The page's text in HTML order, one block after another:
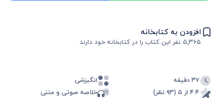
افزودن به کتابخانه
۵,۳۶۵ نفر این کتاب را در کتابخانه خود دارند
۳۷ دقیقه
انگیزشی
۴.۴ از ۵ (۹۳ نظر)
خلاصه صوتی و متنی